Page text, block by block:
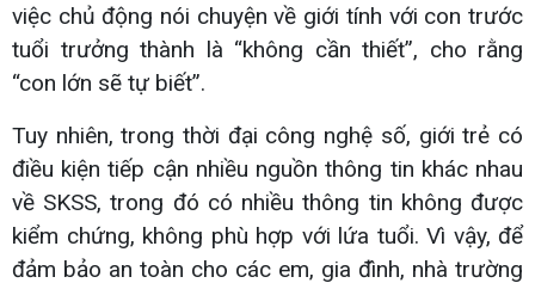
việc chủ động nói chuyện về giới tính với con trước
tuổi trưởng thành là “không cần thiết”, cho rằng
“con lớn sẽ tự biết”.
Tuy nhiên, trong thời đại công nghệ số, giới trẻ có
điều kiện tiếp cận nhiều nguồn thông tin khác nhau
về SKSS, trong đó có nhiều thông tin không được
kiểm chứng, không phù hợp với lứa tuổi. Vì vậy, để
đảm bảo an toàn cho các em, gia đình, nhà trường